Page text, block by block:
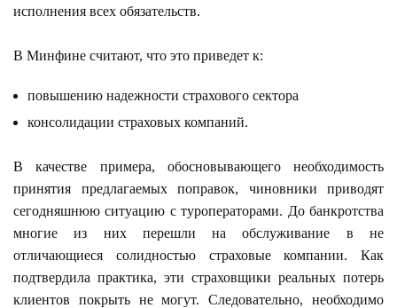
исполнения всех обязательств.
В Минфине считают, что это приведет к:
повышению надежности страхового сектора
консолидации страховых компаний.
В качестве примера, обосновывающего необходимость
принятия предлагаемых поправок, чиновники приводят
сегодняшнюю ситуацию с туроператорами. До банкротства
многие из них перешли на обслуживание в не
отличающиеся солидностью страховые компании. Как
подтвердила практика, эти страховщики реальных потерь
клиентов покрыть не могут. Следовательно, необходимо